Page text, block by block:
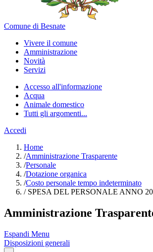
Comune di Besnate
Vivere il comune
Amministrazione
Novità
Servizi
Accesso all'informazione
Acqua
Animale domestico
Tutti gli argomenti...
Accedi
Home
/Amministrazione Trasparente
/Personale
/Dotazione organica
/Costo personale tempo indeterminato
/SPESA DEL PERSONALE ANNO
Amministrazione
Espandi Menu
Disposizioni generali